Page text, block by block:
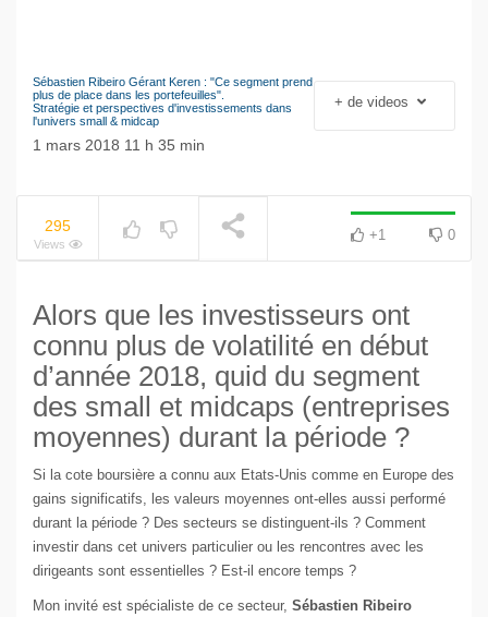
NOW PLAYING
Le séisme industriel
Volkswagen
Sébastien Ribeiro Gérant Keren : "Ce segment prend
plus de place dans les portefeuilles".
Stratégie et perspectives d'investissements dans
l'univers small & midcap
1 mars 2018 11 h 35 min
+ de videos
295
Views
+1 0
Alors que les investisseurs ont
connu plus de volatilité en début
d’année 2018, quid du segment
des small et midcaps (entreprises
moyennes) durant la période ?
Si la cote boursière a connu aux Etats-Unis comme en Europe des
gains significatifs, les valeurs moyennes ont-elles aussi performé
durant la période ? Des secteurs se distinguent-ils ? Comment
investir dans cet univers particulier ou les rencontres avec les
dirigeants sont essentielles ? Est-il encore temps ?
Mon invité est spécialiste de ce secteur, Sébastien Ribeiro